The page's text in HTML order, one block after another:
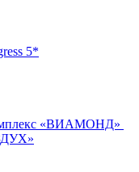
5*
«ВИАМОНД»